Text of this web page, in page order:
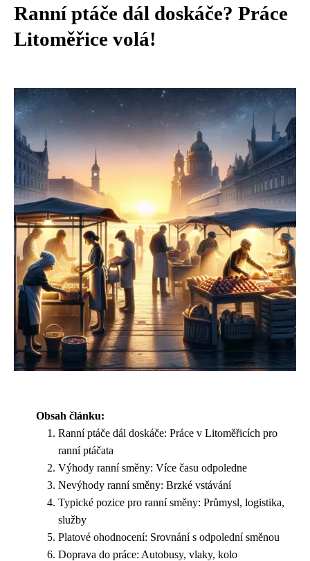
Ranní ptáče dál doskáče? Práce
Litoměřice volá!
Obsah článku:
Ranní ptáče dál doskáče: Práce v Litoměřicích pro
ranní ptáčata
Výhody ranní směny: Více času odpoledne
Nevýhody ranní směny: Brzké vstávání
Typické pozice pro ranní směny: Průmysl, logistika,
služby
Platové ohodnocení: Srovnání s odpolední směnou
Doprava do práce: Autobusy, vlaky, kolo